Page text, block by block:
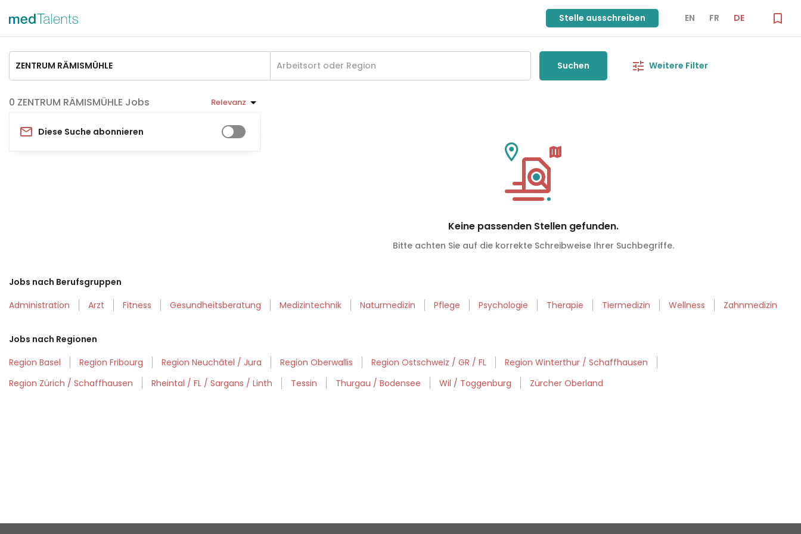
Stelle ausschreiben EN FR DE
Suchen Weitere Filter
ZENTRUM RÄMISMÜHLE Jobs Relevanz
Diese Suche abonnieren
Keine passenden Stellen gefunden.
Bitte achten Sie auf die korrekte Schreibweise Ihrer Suchbegriffe.
Jobs nach Berufsgruppen
Administration
Arzt Fitness Gesundheitsberatung Medizintechnik Naturmedizin Pflege Psychologie Therapie Tiermedizin Wellness Zahnmedizin
Jobs nach Regionen
Region Basel
Region Fribourg Region Neuchâtel / Jura Region Oberwallis Region Ostschweiz / GR / FL
Region Winterthur / Schaffhausen
Region Zürich / Schaffhausen
Rheintal / FL / Sargans / Linth Tessin Thurgau / Bodensee Wil / Toggenburg Zürcher Oberland